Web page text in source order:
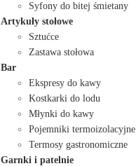
Syfony do bitej śmietany
Artykuły stołowe
Sztućce
Zastawa stołowa
Bar
Ekspresy do kawy
Kostkarki do lodu
Młynki do kawy
Pojemniki termoizolacyjne
Termosy gastronomiczne
Garnki i patelnie